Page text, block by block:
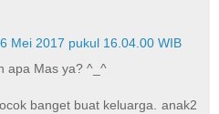
Mei 2017 pukul 16.04.00 WIB
apa Mas ya? ^_^
banget buat keluarga. anak2